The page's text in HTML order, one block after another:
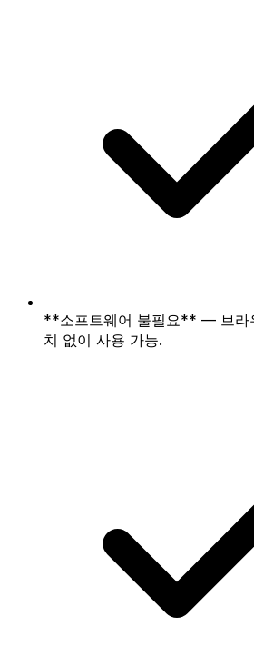
**소프트웨어 불필요** — 브라
치 없이 사용 가능.